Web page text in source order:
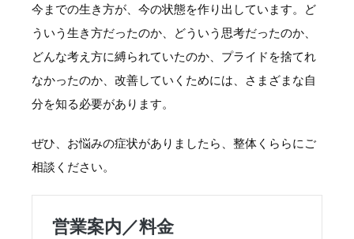
今までの生き方が、今の状態を作り出しています。ど
ういう生き方だったのか、どういう思考だったのか、
どんな考え方に縛られていたのか、プライドを捨てれ
なかったのか、改善していくためには、さまざまな自
分を知る必要があります。
ぜひ、お悩みの症状がありましたら、整体くららにご
相談ください。